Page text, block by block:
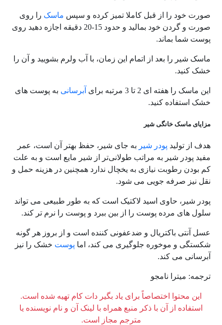
صورت خود را از قبل کاملا تمیز کرده و سپس ماسک را روی
صورت و گردن خود بمالید و حدود 15-20 دقیقه اجازه دهید روی
پوست شما بماند.
ماسک شیر را بعد از اتمام این زمان، با آب ولرم بشویید و آن را
خشک کنید.
این ماسک را هفته ای 2 تا 3 مرتبه برای آبرسانی به پوست های
خشک استفاده کنید.
مزایای ماسک خانگی شیر
هدف از تولید پودر شیر به جای شیر، حفظ بهتر آن است، عمر
مفید پودر شیر به مراتب طولانی‌تر از شیر مایع است و به علت
کم بودن رطوبت نیازی به یخچال ندارد همچنین در هزینه حمل و
نقل نیز صرفه جویی می شود.
پودر شیر، حاوی اسید لاکتیک است که به طور طبیعی می تواند
سلول های مرده پوست را از بین ببرد و پوست را نرم تر کند.
عسل آنتی باکتریال و ضدعفونی کننده است و از بروز هر گونه
شکستگی و موخوره جلوگیری می کند، اما پوست خشک را نیز
آبرسانی می کند.
ترجمه: میترا نامجو
این محتوا اختصاصاً برای یاد بگیر دات کام تهیه شده است.
استفاده از آن با ذکر منبع همراه با لینک آن و نام نویسنده یا
مترجم مجاز است.